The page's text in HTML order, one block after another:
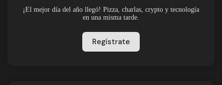
¡El mejor día del año llegó! Pizza, charlas, crypto y tecnología
en una misma tarde.
Regístrate